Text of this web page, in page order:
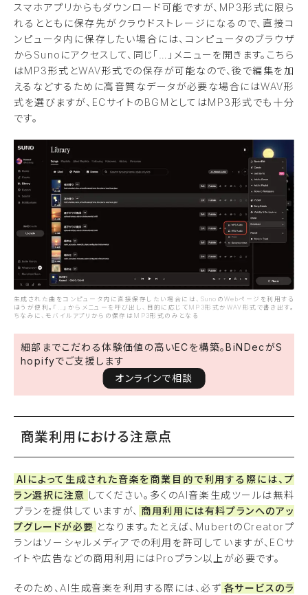
スマホアプリからもダウンロード可能ですが、MP3形式に限ら
れるとともに保存先がクラウドストレージになるので、直接コ
ンピュータ内に保存したい場合には、コンピュータのブラウザ
からSunoにアクセスして、同じ「…」メニューを開きます。こちら
はMP3形式とWAV形式での保存が可能なので、後で編集を加
えるなどするために高音質なデータが必要な場合にはWAV形
式を選びますが、ECサイトのBGMとしてはMP3形式でも十分
です。
生成された曲をコンピュータ内に直接保存したい場合には、SunoのWebページを利用する
ほうが便利。「…」からメニューを呼び出し、目的に応じてMP3形式かWAV形式で書き出す。
ちなみに、モバイルアプリからの保存はMP3形式のみとなる
細部までこだわる体験価値の高いECを構築。BiNDecがS
hopifyでご支援します
オンラインで相談
商業利用における注意点
AIによって生成された音楽を商業目的で利用する際には、プ
ラン選択に注意 してください。多くのAI音楽生成ツールは無料
プランを提供していますが、 商用利用には有料プランへのアッ
プグレードが必要 となります。たとえば、MubertのCreatorプ
ランはソーシャルメディアでの利用を許可していますが、ECサ
イトや広告などの商用利用にはProプラン以上が必要です。
そのため、AI生成音楽を利用する際には、必ず 各サービスのラ